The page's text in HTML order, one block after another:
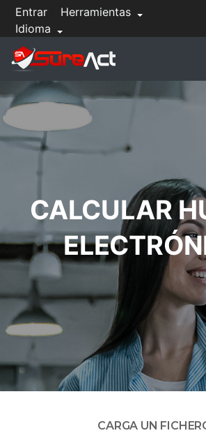
Entrar
Herramientas
Idioma
CALCULAR
CARGA UN